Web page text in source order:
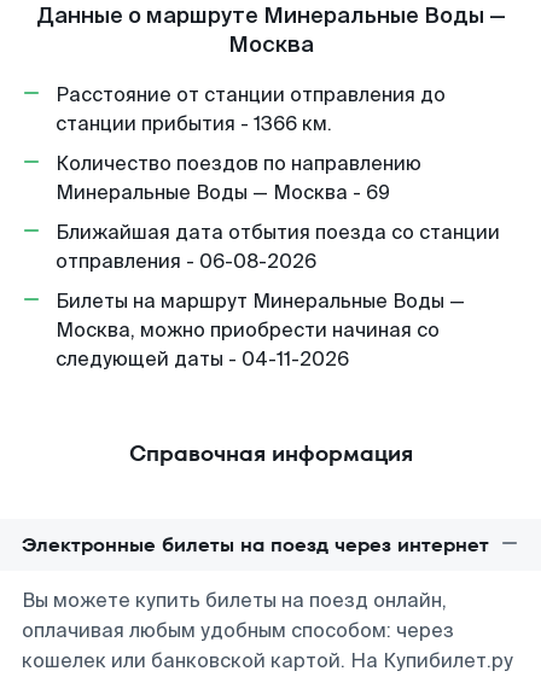
Данные о маршруте Минеральные Воды —
Москва
Расстояние от станции отправления до
станции прибытия - 1366 км.
Количество поездов по направлению
Минеральные Воды — Москва - 69
Ближайшая дата отбытия поезда со станции
отправления - 06-08-2026
Билеты на маршрут Минеральные Воды —
Москва, можно приобрести начиная со
следующей даты - 04-11-2026
Справочная информация
Электронные билеты на поезд через интернет
Вы можете купить билеты на поезд онлайн,
оплачивая любым удобным способом: через
кошелек или банковской картой. На Купибилет.ру